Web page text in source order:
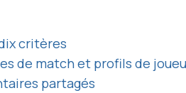
critères
de match et profils de
partagés